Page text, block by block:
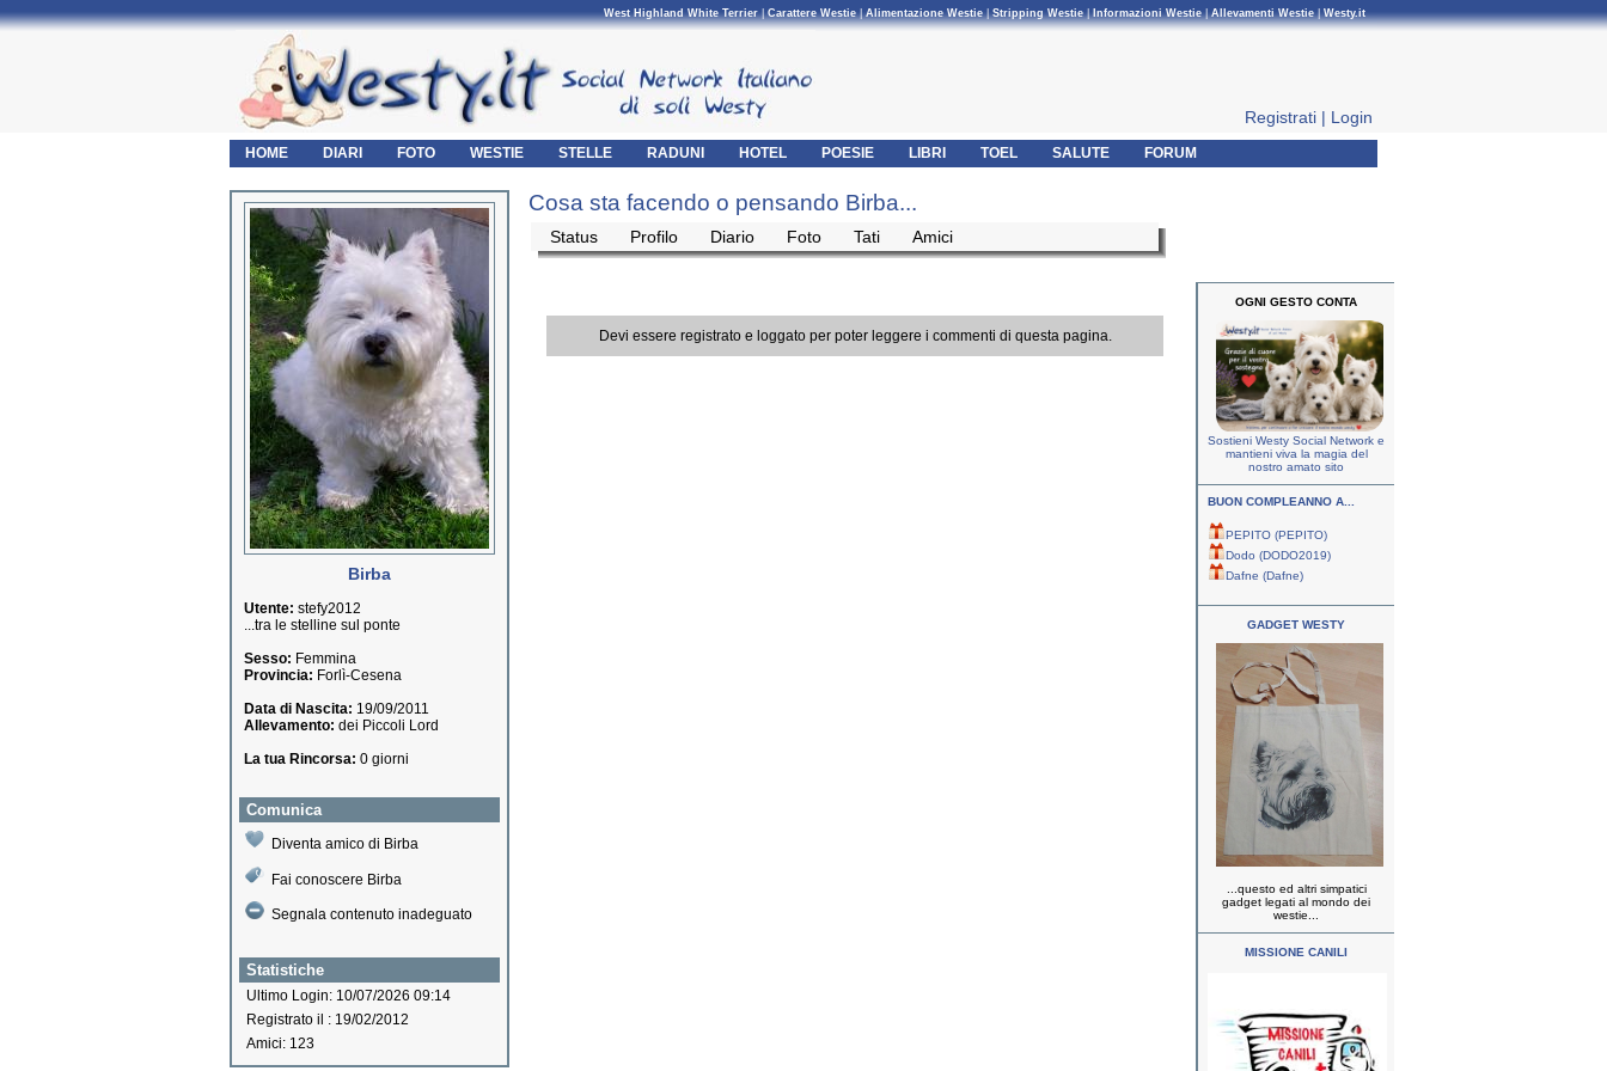
West Highland White Terrier|Carattere Westie|Alimentazione Westie|Stripping Westie| Informazioni Westie|Allevamenti Westie|Westy.it
Registrati | Login
HOME DIARI FOTO WESTIE STELLE RADUNI HOTEL POESIE LIBRI TOEL SALUTE FORUM
Birba
Utente: stefy2012
...tra le stelline sul ponte
Sesso: Femmina
Provincia: Forlì-Cesena
Data di Nascita: 19/09/2011
Allevamento: dei Piccoli Lord
La tua Rincorsa: 0 giorni
Comunica
Diventa amico di Birba
Fai conoscere Birba
Segnala contenuto inadeguato
Statistiche
Ultimo Login: 10/07/2026 09:14
Registrato il : 19/02/2012
Amici: 123
Cosa sta facendo o pensando Birba...
Status Profilo Diario Foto Tati Amici
Devi essere registrato e loggato per poter leggere i commenti di questa pagina.
OGNI GESTO CONTA
Sostieni Westy Social Network e
mantieni viva la magia del
nostro amato sito
BUON COMPLEANNO A...
PEPITO (PEPITO)
Dodo (DODO2019)
Dafne (Dafne)
GADGET WESTY
...questo ed altri simpatici
gadget legati al mondo dei
westie...
MISSIONE CANILI